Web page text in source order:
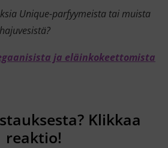
Unique-parfyymeista tai muista
ja eläinkokeettomista
Klikkaa
reaktio!